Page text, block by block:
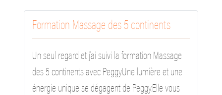
Formation Massage des 5 continents
Un seul regard et j'ai suivi la formation Massage
des 5 continents avec Peggy.Une lumière et une
énergie unique se dégagent de Peggy.Elle vous